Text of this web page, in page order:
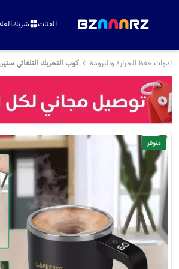
الفئات شريك
ادوات حفظ الحرارة والبرودة كوب التحريك التلقائي
متوفر